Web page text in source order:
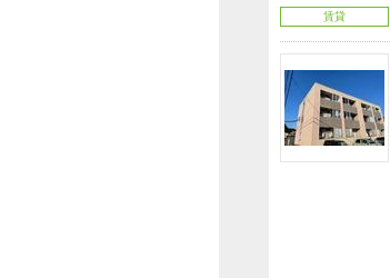
賃貸